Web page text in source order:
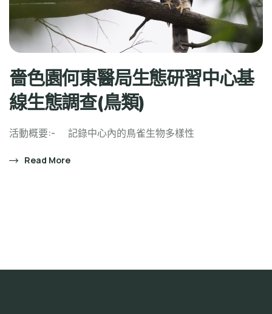
嗇色園何東醫局生態研習中心基
線生態調查(鳥類)
活動概要:- 記錄中心內的鳥雀生物多樣性
Read More